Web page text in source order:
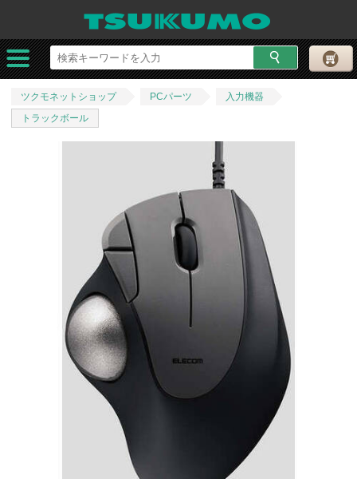
ツクモネットショップ PCパーツ
入力機器
トラックボール